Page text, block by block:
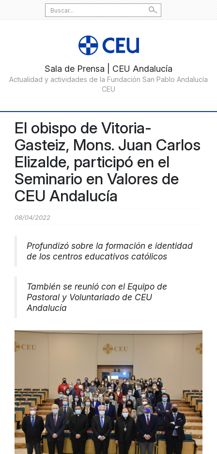
Search
for:
El obispo de Vitoria-
Gasteiz, Mons. Juan Carlos
Elizalde, participó en el
Seminario en Valores de
CEU Andalucía
08/04/2022
Profundizó sobre la formación e identidad
de los centros educativos católicos
También se reunió con el Equipo de
Pastoral y Voluntariado de CEU
Andalucía